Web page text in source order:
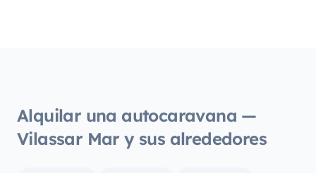
Alquilar una autocaravana —
Vilassar Mar y sus alrededores